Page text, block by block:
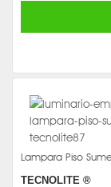
Lampara Piso
TECNOLITE ®